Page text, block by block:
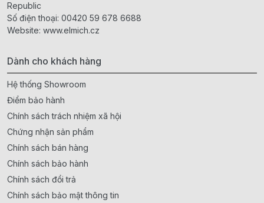
Republic
Số điện thoại: 00420 59 678 6688
Website: www.elmich.cz
Dành cho khách hàng
Hệ thống Showroom
Điểm bảo hành
Chính sách trách nhiệm xã hội
Chứng nhận sản phẩm
Chính sách bán hàng
Chính sách bảo hành
Chính sách đổi trả
Chính sách bảo mật thông tin